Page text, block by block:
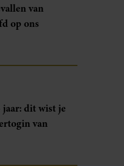
van
op ons
dit wist je
van